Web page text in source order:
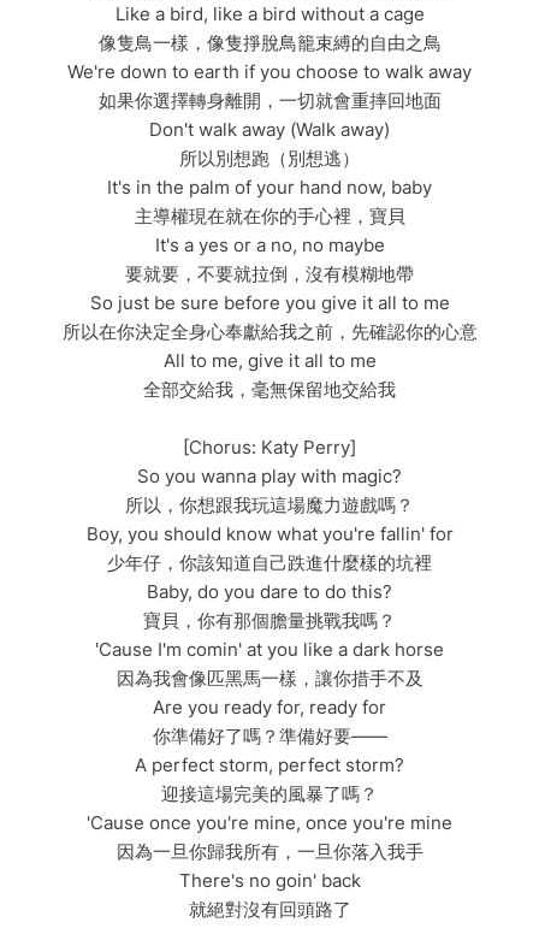
Like a bird, like a bird without a cage
像隻鳥一樣，像隻掙脫鳥籠束縛的自由之鳥
We're down to earth if you choose to walk away
如果你選擇轉身離開，一切就會重摔回地面
Don't walk away (Walk away)
所以別想跑（別想逃）
It's in the palm of your hand now, baby
主導權現在就在你的手心裡，寶貝
It's a yes or a no, no maybe
要就要，不要就拉倒，沒有模糊地帶
So just be sure before you give it all to me
所以在你決定全身心奉獻給我之前，先確認你的心意
All to me, give it all to me
全部交給我，毫無保留地交給我
[Chorus: Katy Perry]
So you wanna play with magic?
所以，你想跟我玩這場魔力遊戲嗎？
Boy, you should know what you're fallin' for
少年仔，你該知道自己跌進什麼樣的坑裡
Baby, do you dare to do this?
寶貝，你有那個膽量挑戰我嗎？
'Cause I'm comin' at you like a dark horse
因為我會像匹黑馬一樣，讓你措手不及
Are you ready for, ready for
你準備好了嗎？準備好要——
A perfect storm, perfect storm?
迎接這場完美的風暴了嗎？
'Cause once you're mine, once you're mine
因為一旦你歸我所有，一旦你落入我手
There's no goin' back
就絕對沒有回頭路了